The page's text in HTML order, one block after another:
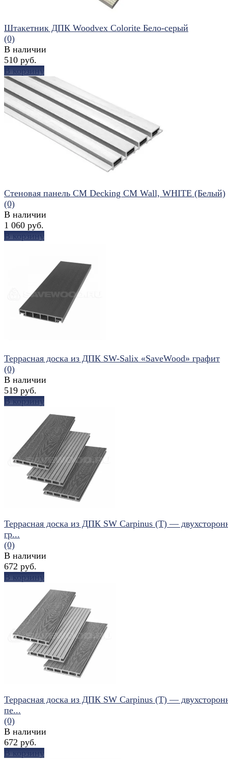
избранное сравнить
Штакетник ДПК Woodvex Colorite Бело-серый
(0)
В наличии
510 руб.
В корзину
избранное
Стеновая панель CM Decking CM Wall, WHITE (Белый)
(0)
В наличии
1 060 руб.
В корзину
избранное сравнить
Террасная доска из ДПК SW-Salix «SaveWood» графит
(0)
В наличии
519 руб.
В корзину
избранное сравнить
Террасная доска из ДПК SW Carpinus (T) —
гр...
(0)
В наличии
672 руб.
В корзину
Террасная доска из ДПК SW Carpinus (T) —
пе...
(0)
В наличии
672 руб.
В корзину